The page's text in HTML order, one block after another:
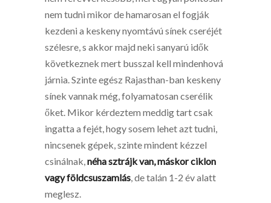
nem tudni mikor de hamarosan el fogják
kezdeni a keskeny nyomtávú sínek cseréjét
szélesre, s akkor majd neki sanyarú idők
következnek mert busszal kell mindenhová
járnia. Szinte egész Rajasthan-ban keskeny
sínek vannak még, folyamatosan cserélik
őket. Mikor kérdeztem meddig tart csak
ingatta a fejét, hogy sosem lehet azt tudni,
nincsenek gépek, szinte mindent kézzel
csinálnak,néha sztrájk van, máskor ciklon
vagy földcsuszamlás, de talán 1-2 év alatt
meglesz.